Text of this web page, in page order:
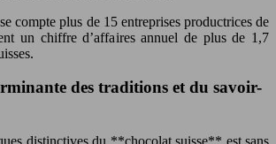
compte plus de 15 entreprises productrices de
un chiffre d’affaires annuel de plus de 1,7
des traditions et du savoir-
distinctives du **chocolat suisse** est sans